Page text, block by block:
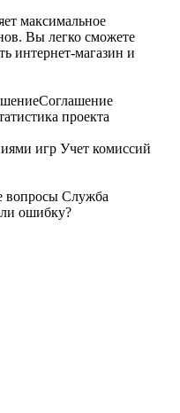
максимальное
Вы легко сможете
интернет-магазин и
Соглашение
проекта
игр Учет комиссий
вопросы Служба
ошибку?